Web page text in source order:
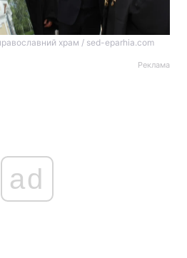
храм / sed-eparhia.com
Реклама
ad